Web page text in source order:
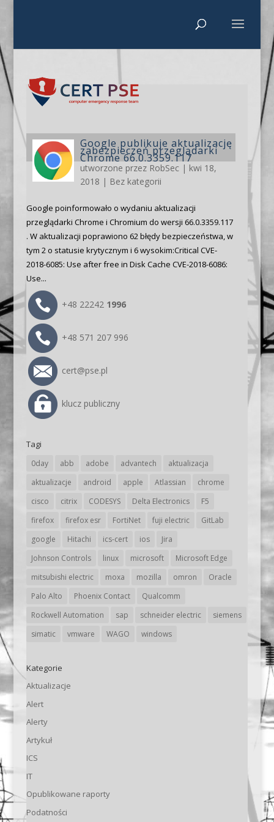
Google publikuje aktualizację
zabezpieczeń przeglądarki
Chrome 66.0.3359.117
utworzone przez RobSec | kwi 18,
2018 | Bez kategorii
Google poinformowało o wydaniu aktualizacji
przeglądarki Chrome i Chromium do wersji 66.0.3359.117
. W aktualizacji poprawiono 62 błędy bezpieczeństwa, w
tym 2 o statusie krytycznym i 6 wysokim:Critical CVE-
2018-6085: Use after free in Disk Cache CVE-2018-6086:
Use...
+48 22242 1996
+48 571 207 996
cert@pse.pl
klucz publiczny
Tagi
0day abb adobe advantech
aktualizacja
aktualizacje
android apple Atlassian
chrome
cisco
citrix CODESYS Delta Electronics
F5
firefox
firefox esr FortiNet fuji electric
GitLab
google
Hitachi ics-cert ios
Jira
Johnson Controls
linux microsoft
Microsoft Edge
mitsubishi electric
moxa mozilla omron
Oracle
Palo Alto
Phoenix Contact
Qualcomm
Rockwell Automation
sap schneider electric
siemens
simatic
vmware WAGO windows
Kategorie
Aktualizacje
Alert
Alerty
Artykuł
ICS
IT
Opublikowane raporty
Podatności